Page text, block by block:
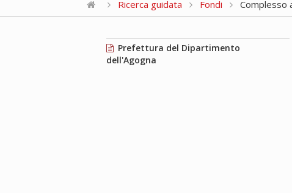
Ricerca guidata Fondi Complesso
Prefettura del Dipartimento
dell'Agogna